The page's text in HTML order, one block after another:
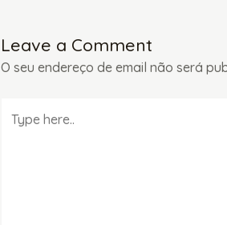
Leave a Comment
O seu endereço de email não será
here..